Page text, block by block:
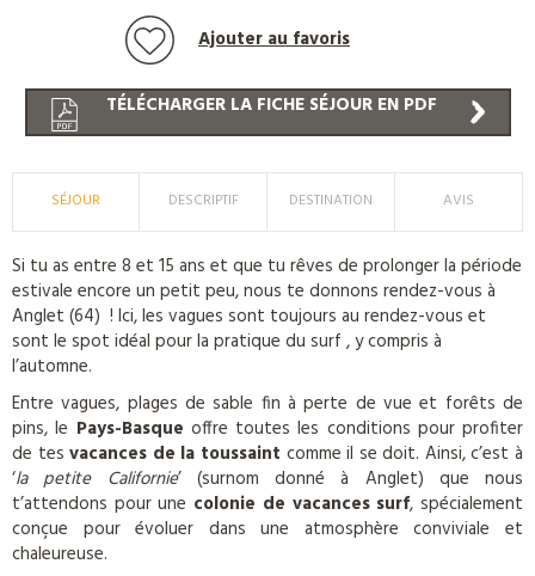
Ajouter au favoris
TÉLÉCHARGER LA FICHE SÉJOUR EN PDF
SÉJOUR DESCRIPTIF DESTINATION AVIS
Si tu as entre 8 et 15 ans et que tu rêves de prolonger la période
estivale encore un petit peu, nous te donnons rendez-vous à
Anglet (64) ! Ici, les vagues sont toujours au rendez-vous et
sont le spot idéal pour la pratique du surf , y compris à
l’automne.
Entre vagues, plages de sable fin à perte de vue et forêts de
pins, le Pays-Basque offre toutes les conditions pour profiter
de tesvacances de la toussaint comme il se doit. Ainsi, c’est à
‘la petite Californie’ (surnom donné à Anglet) que nous
t’attendons pour une colonie de vacances surf, spécialement
conçue pour évoluer dans une atmosphère conviviale et
chaleureuse.